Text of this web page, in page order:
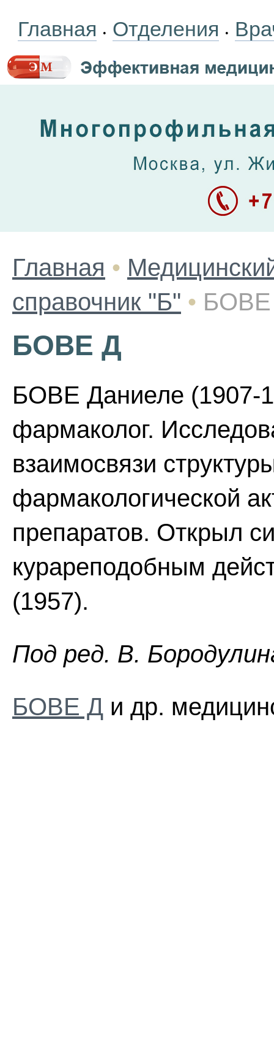
Главная • Отделения •
Главная •
справочник "Б" •
БОВЕ Д
БОВЕ Даниеле (1907-
фармаколог.
взаимосвязи
фармакологической
препаратов. Открыл
курареподобным
(1957).
Пoд peд. B.
БОВЕ Д и др.